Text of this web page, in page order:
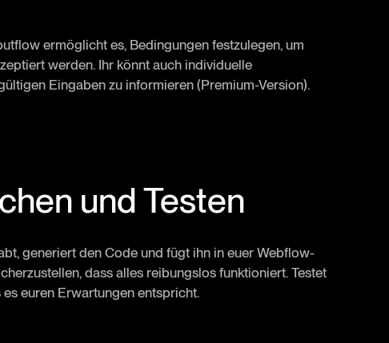
ermöglicht es, Bedingungen festzulegen, um
werden. Ihr könnt auch individuelle
Eingaben zu informieren (Premium-Version).
und Testen
generiert den Code und fügt ihn in euer Webflow-
dass alles reibungslos funktioniert. Testet
euren Erwartungen entspricht.